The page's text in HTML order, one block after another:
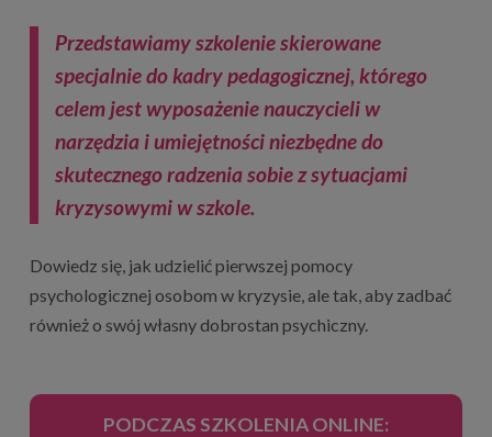
Przedstawiamy szkolenie skierowane
specjalnie do kadry pedagogicznej, którego
celem jest wyposażenie nauczycieli w
narzędzia i umiejętności niezbędne do
skutecznego radzenia sobie z sytuacjami
kryzysowymi w szkole.
Dowiedz się, jak udzielić pierwszej pomocy
psychologicznej osobom w kryzysie, ale tak, aby zadbać
również o swój własny dobrostan psychiczny.
PODCZAS SZKOLENIA ONLINE: